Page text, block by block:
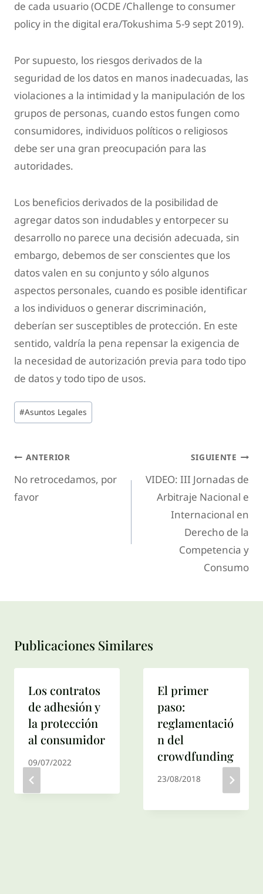
de cada usuario (OCDE /Challenge to consumer
policy in the digital era/Tokushima 5-9 sept 2019).
Por supuesto, los riesgos derivados de la
seguridad de los datos en manos inadecuadas, las
violaciones a la intimidad y la manipulación de los
grupos de personas, cuando estos fungen como
consumidores, individuos políticos o religiosos
debe ser una gran preocupación para las
autoridades.
Los beneficios derivados de la posibilidad de
agregar datos son indudables y entorpecer su
desarrollo no parece una decisión adecuada, sin
embargo, debemos de ser conscientes que los
datos valen en su conjunto y sólo algunos
aspectos personales, cuando es posible identificar
a los individuos o generar discriminación,
deberían ser susceptibles de protección. En este
sentido, valdría la pena repensar la exigencia de
la necesidad de autorización previa para todo tipo
de datos y todo tipo de usos.
#Asuntos Legales
ANTERIOR
No retrocedamos, por
favor
SIGUIENTE
VIDEO: III Jornadas de
Arbitraje Nacional e
Internacional en
Derecho de la
Competencia y
Consumo
Publicaciones Similares
Los contratos
de adhesión y
la protección
al consumidor
09/07/2022
El primer
paso:
reglamentació
n del
crowdfunding
23/08/2018